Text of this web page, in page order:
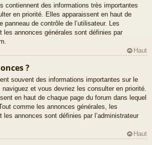
contiennent des informations très importantes
en priorité. Elles apparaissent en haut de
panneau de contrôle de l’utilisateur. Les
les annonces générales sont définies par
Haut
?
souvent des informations importantes sur le
et vous devriez les consulter en priorité.
en haut de chaque page du forum dans lequel
comme les annonces générales, les
les annonces sont définies par l’administrateur
Haut